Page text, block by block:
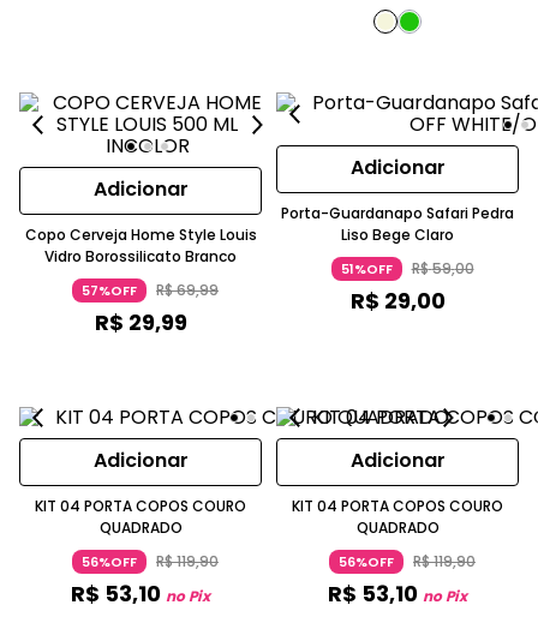
Adicionar
Copo Cerveja Home Style Louis
Vidro Borossilicato Branco
57%OFF R$69,99
R$ 29,99
Adicionar
Porta-Guardanapo Safari Pedra
Liso Bege Claro
51%OFF R$59,00
R$ 29,00
Adicionar
KIT 04 PORTA COPOS COURO
QUADRADO
56%OFF R$119,90
R$ 53,10 no Pix
Adicionar
KIT 04 PORTA COPOS COURO
QUADRADO
56%OFF R$119,90
R$ 53,10 no Pix